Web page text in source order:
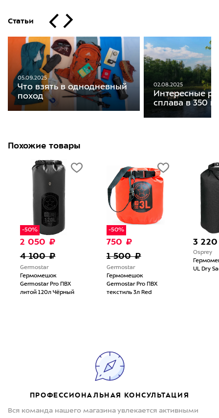
Статьи
05.09.2025
Что взять в однодневный
поход
02.08.2025
Интересные
сплава в 350
Похожие товары
-50%
2 050 ₽
4 100 ₽
Germostar
Гермомешок
Germostar Pro ПВХ
литой 120л Чёрный
-50%
750 ₽
1 500 ₽
Germostar
Гермомешок
Germostar Pro ПВХ
текстиль 3л Red
3
Osprey
UL Dry
ПРОФЕССИОНАЛЬНАЯ КОНСУЛЬТАЦИЯ
Вся команда нашего магазина увлекается активными